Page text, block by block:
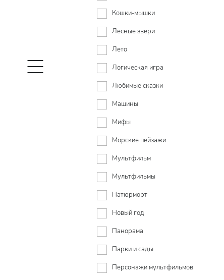
Кошки-мышки
Лесные звери
Лето
Логическая игра
Любимые сказки
Машины
Мифы
Морские пейзажи
Мультфильм
Мультфильмы
Натюрморт
Новый год
Панорама
Парки и сады
Персонажи мультфильмов